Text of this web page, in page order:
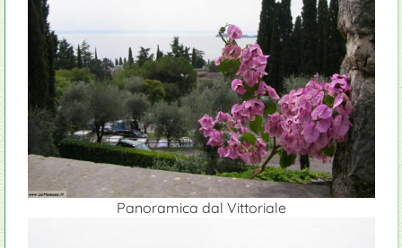
Panoramica dal Vittoriale